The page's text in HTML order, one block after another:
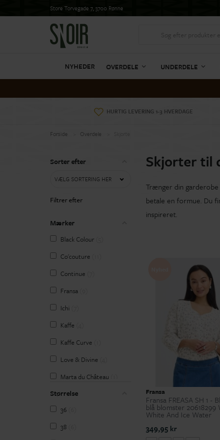
Store Torvegade 7, 3700 Rønne
NYHEDER OVERDELE UNDERDELE
HURTIG LEVERING 1-3 HVERDAGE
Forside Overdele
Sorter efter
VÆLG SORTERING HER
Filtrer efter
Mærker
Black Colour
Co'couture
Continue
Fransa
Ichi
Kaffe
Kaffe Curve
Love & Divine
Marta du Château
Pulz 1
Wasabiconcept
Zhenzi
Størrelse
36
38
Skjorter til
Trænger din
betale en formue. Du
inspireret.
Fransa
Fransa FREASA SH 1 -
blå blomster 20618299
White And Ice Water
349,95 kr